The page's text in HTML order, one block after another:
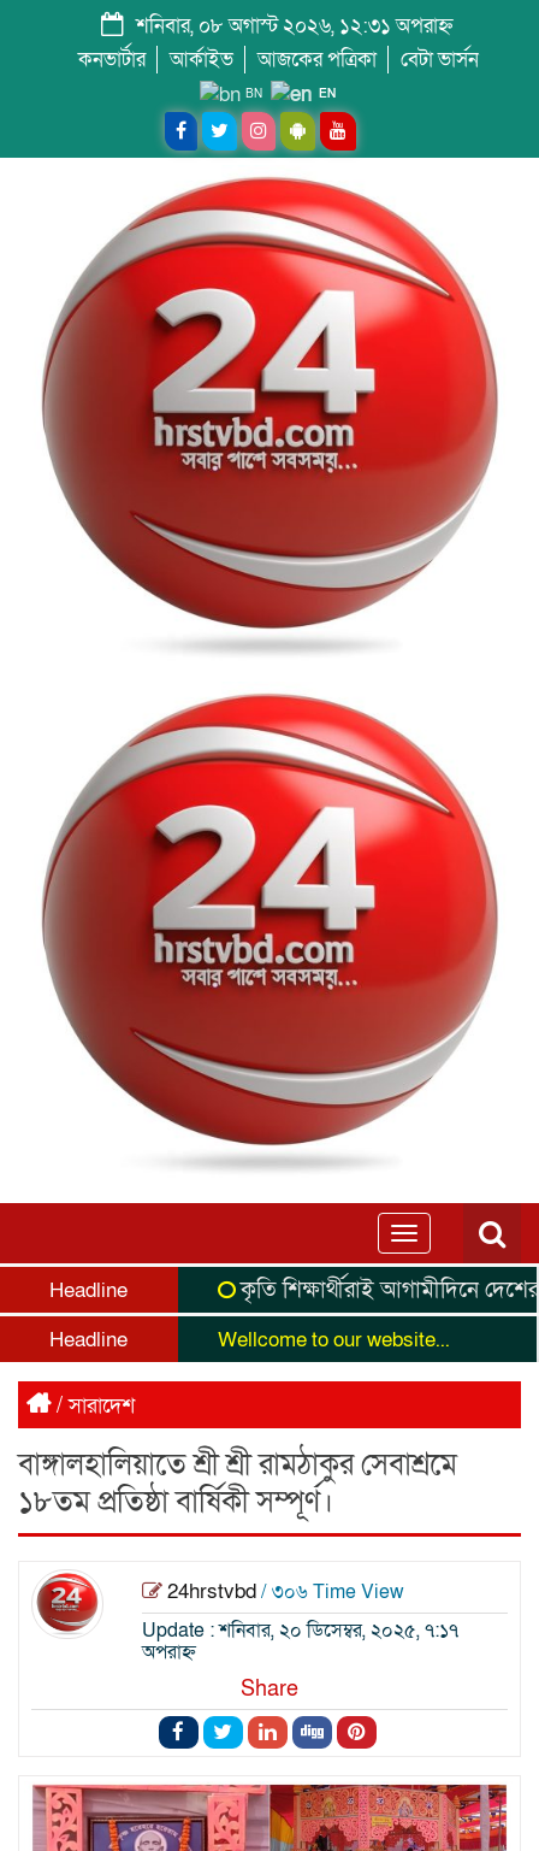
শনিবার, ০৮ অগাস্ট ২০২৬, ১২:৩১ অপরাহ্ন
কনভার্টার
আর্কাইভ আজকের পত্রিকা বেটা ভার্সন
BN EN
Toggle
navigation
Headline
কৃতি শিক্ষার্থীরাই আগামীদিনে দেশের
Headline Wellcome to our website...
/সারাদেশ
বাঙ্গালহালিয়াতে শ্রী শ্রী রামঠাকুর সেবাশ্রমে
১৮তম প্রতিষ্ঠা বার্ষিকী সম্পূর্ণ।
24hrstvbd / ৩০৬ Time View
Update : শনিবার, ২০ ডিসেম্বর, ২০২৫, ৭:১৭
অপরাহ্ন
Share